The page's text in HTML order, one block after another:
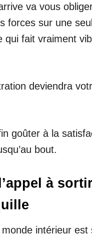
va vous
forces sur une
qui fait vraiment
deviendra
goûter à la
bout.
à
intérieur est